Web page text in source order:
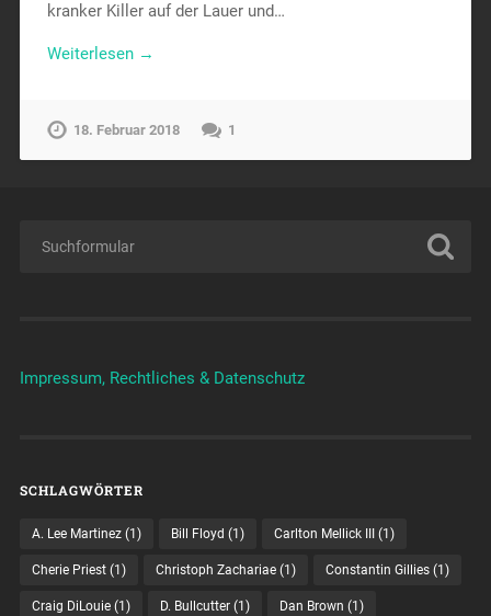
kranker Killer auf der Lauer und…
Weiterlesen →
18. Februar 2018 1
Impressum, Rechtliches & Datenschutz
SCHLAGWÖRTER
A. Lee Martinez(1) Bill Floyd (1) Carlton Mellick III(1)
Cherie Priest(1) Christoph Zachariae(1) Constantin Gillies(1)
Craig DiLouie(1) D. Bullcutter(1) Dan Brown (1)